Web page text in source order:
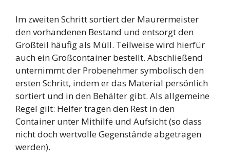
Im zweiten Schritt sortiert der Maurermeister
den vorhandenen Bestand und entsorgt den
Großteil häufig als Müll. Teilweise wird hierfür
auch ein Großcontainer bestellt. Abschließend
unternimmt der Probenehmer symbolisch den
ersten Schritt, indem er das Material persönlich
sortiert und in den Behälter gibt. Als allgemeine
Regel gilt: Helfer tragen den Rest in den
Container unter Mithilfe und Aufsicht (so dass
nicht doch wertvolle Gegenstände abgetragen
werden).